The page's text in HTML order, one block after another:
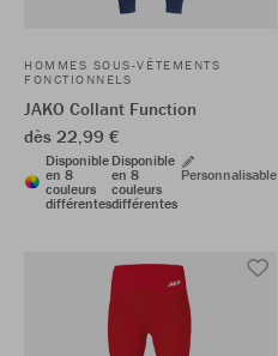
HOMMES SOUS-VÊTEMENTS
FONCTIONNELS
JAKO Collant Function
dès 22,99 €
Disponible
en 8
couleurs
différentes
Disponible
en 8
couleurs
différentes
Personnalisable